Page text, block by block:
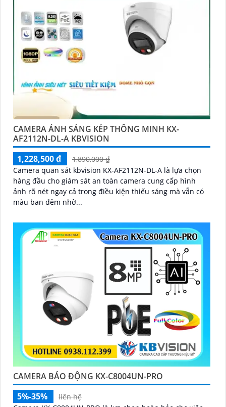
CAMERA ÁNH SÁNG KÉP THÔNG MINH KX-
AF2112N-DL-A KBVISION
1,228,500 ₫
1,890,000 ₫
Camera quan sát kbvision KX-AF2112N-DL-A là lựa chọn
hàng đầu cho giám sát an toàn camera cung cấp hình
ảnh rõ nét ngay cả trong điều kiện thiếu sáng mà vẫn có
màu ban đêm nhờ...
CAMERA BÁO ĐỘNG KX-C8004UN-PRO
5%-35%
liên hệ